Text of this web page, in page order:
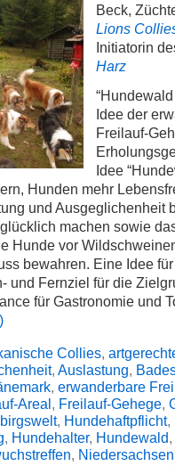
Beck,
Lions
Initiatorin
Harz
Idee der
Freilauf-
Idee
Hunden mehr
und Ausgeglichenheit
machen sowie
Hunde vor
bewahren. Eine Idee
und Fernziel für die
für Gastronomie und
Collies,
, Auslastung,
, erwanderbare
Areal, Freilauf-Gehege,
, Hundehaftpflicht,
, Hundehalter, Hundewald,
, Niedersachsen